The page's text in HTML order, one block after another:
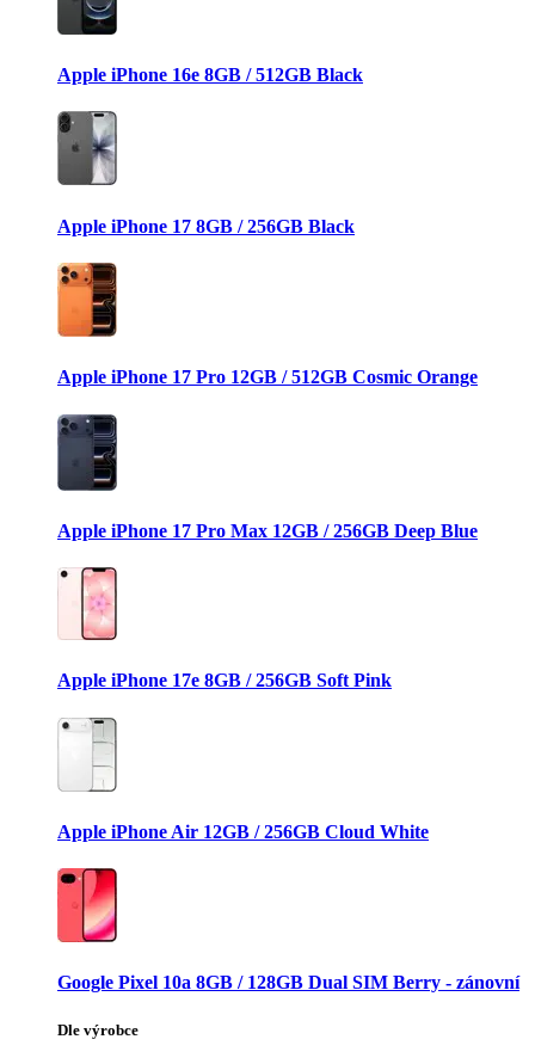
Apple iPhone 16e 8GB / 512GB Black
Apple iPhone 17 8GB / 256GB Black
Apple iPhone 17 Pro 12GB / 512GB Cosmic Orange
Apple iPhone 17 Pro Max 12GB / 256GB Deep Blue
Apple iPhone 17e 8GB / 256GB Soft Pink
Apple iPhone Air 12GB / 256GB Cloud White
Google Pixel 10a 8GB / 128GB Dual SIM Berry - zánovní
Dle výrobce